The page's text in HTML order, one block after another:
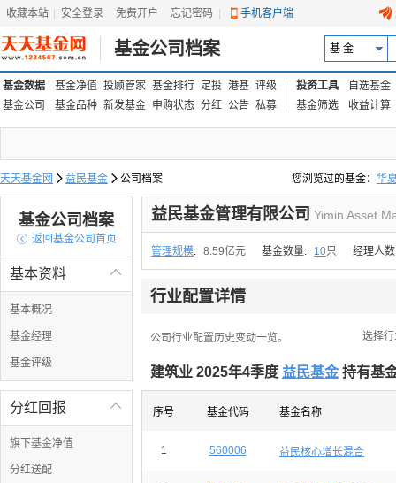
收藏本站 安全登录 免费开户 忘记密码 手机客户端
基金公司档案 基 金
基金数据 基金净值 投顾管家 基金排行 定投 港基 评级
基金公司
基金品种 新发基金 申购状态 分红 公告 私募
投资工具
自选基金
基金筛选
收益计算
天天基金网  益民基金  公司档案 您浏览过的基金： 华
易方达上证中盘ETF联
基金公司档案
 返回基金公司首页

基本资料
基本概况
基金经理
基金评级

分红回报
旗下基金净值
分红送配
益民基金管理有限公司 Yimin Asset
管理规模: 8.59亿元 基金数量: 10只 经理人
行业配置详情
公司行业配置历史变动一览。 选择
建筑业 2025年4季度 益民基金 持有基
序号 基金代码 基金名称
1 560006 益民核心增长混合